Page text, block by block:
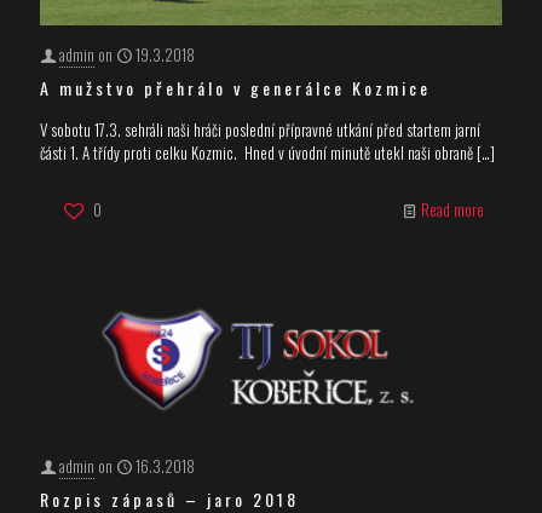
admin on 19.3.2018
A mužstvo přehrálo v generálce Kozmice
V sobotu 17.3. sehráli naši hráči poslední přípravné utkání před startem jarní
části 1. A třídy proti celku Kozmic. Hned v úvodní minutě utekl naši obraně […]
0 Read more
admin on 16.3.2018
Rozpis zápasů – jaro 2018